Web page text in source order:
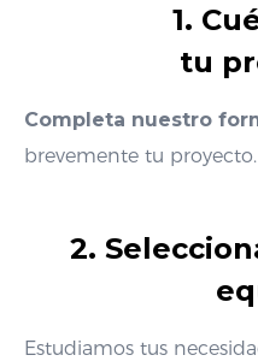
1.
tu
Completa nuestro
brevemente tu proyecto.
2.
Estudiamos tus